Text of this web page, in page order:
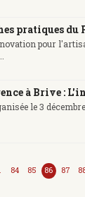
pratiques du
pour
à Brive :
le 3
84 85 86 87